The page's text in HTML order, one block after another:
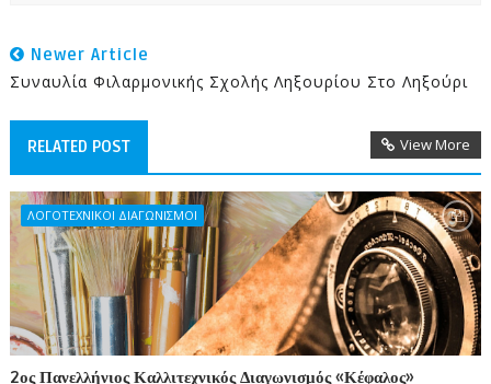
Newer Article
Συναυλία Φιλαρμονικής Σχολής Ληξουρίου Στο Ληξούρι
RELATED POST View More
ΛΟΓΟΤΕΧΝΙΚΟΙ ΔΙΑΓΩΝΙΣΜΟΙ
2ος Πανελλήνιος Καλλιτεχνικός Διαγωνισμός «Κέφαλος»